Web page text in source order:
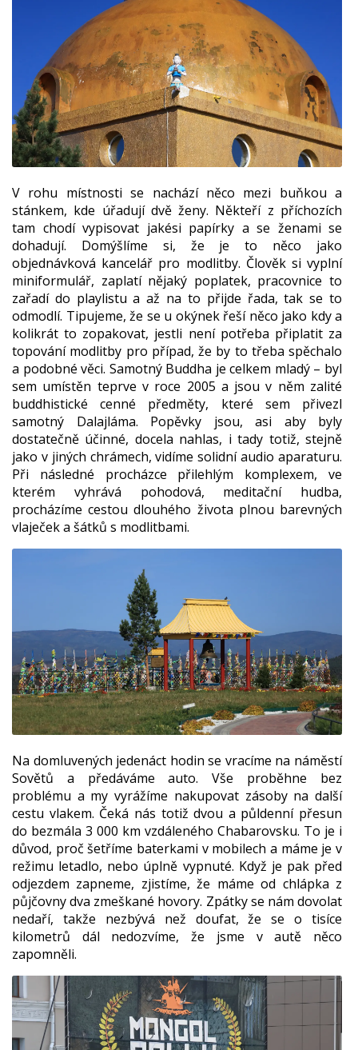
V rohu místnosti se nachází něco mezi buňkou a
stánkem, kde úřadují dvě ženy. Někteří z příchozích
tam chodí vypisovat jakési papírky a se ženami se
dohadují. Domýšlíme si, že je to něco jako
objednávková kancelář pro modlitby. Člověk si vyplní
miniformulář, zaplatí nějaký poplatek, pracovnice to
zařadí do playlistu a až na to přijde řada, tak se to
odmodlí. Tipujeme, že se u okýnek řeší něco jako kdy a
kolikrát to zopakovat, jestli není potřeba připlatit za
topování modlitby pro případ, že by to třeba spěchalo
a podobné věci. Samotný Buddha je celkem mladý – byl
sem umístěn teprve v roce 2005 a jsou v něm zalité
buddhistické cenné předměty, které sem přivezl
samotný Dalajláma. Popěvky jsou, asi aby byly
dostatečně účinné, docela nahlas, i tady totiž, stejně
jako v jiných chrámech, vidíme solidní audio aparaturu.
Při následné procházce přilehlým komplexem, ve
kterém vyhrává pohodová, meditační hudba,
procházíme cestou dlouhého života plnou barevných
vlaječek a šátků s modlitbami.
Na domluvených jedenáct hodin se vracíme na náměstí
Sovětů a předáváme auto. Vše proběhne bez
problému a my vyrážíme nakupovat zásoby na další
cestu vlakem. Čeká nás totiž dvou a půldenní přesun
do bezmála 3 000 km vzdáleného Chabarovsku. To je i
důvod, proč šetříme baterkami v mobilech a máme je v
režimu letadlo, nebo úplně vypnuté. Když je pak před
odjezdem zapneme, zjistíme, že máme od chlápka z
půjčovny dva zmeškané hovory. Zpátky se nám dovolat
nedaří, takže nezbývá než doufat, že se o tisíce
kilometrů dál nedozvíme, že jsme v autě něco
zapomněli.